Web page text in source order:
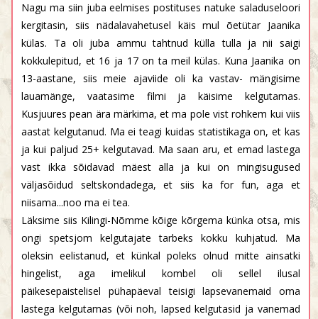
Nagu ma siin juba eelmises postituses natuke saladuseloori
kergitasin, siis nädalavahetusel käis mul õetütar Jaanika
külas. Ta oli juba ammu tahtnud külla tulla ja nii saigi
kokkulepitud, et 16 ja 17 on ta meil külas. Kuna Jaanika on
13-aastane, siis meie ajaviide oli ka vastav- mängisime
lauamänge, vaatasime filmi ja käisime kelgutamas.
Kusjuures pean ära märkima, et ma pole vist rohkem kui viis
aastat kelgutanud. Ma ei teagi kuidas statistikaga on, et kas
ja kui paljud 25+ kelgutavad. Ma saan aru, et emad lastega
vast ikka sõidavad mäest alla ja kui on mingisugused
väljasõidud seltskondadega, et siis ka for fun, aga et
niisama...noo ma ei tea.
Läksime siis Kilingi-Nõmme kõige kõrgema künka otsa, mis
ongi spetsjom kelgutajate tarbeks kokku kuhjatud. Ma
oleksin eelistanud, et künkal poleks olnud mitte ainsatki
hingelist, aga imelikul kombel oli sellel ilusal
päikesepaistelisel pühapäeval teisigi lapsevanemaid oma
lastega kelgutamas (või noh, lapsed kelgutasid ja vanemad